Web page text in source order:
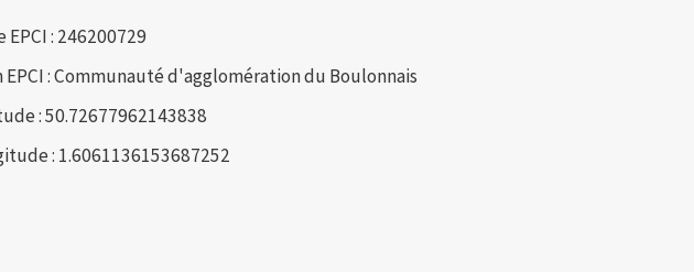
EPCI : 246200729
EPCI : Communauté d'agglomération du Boulonnais
: 50.72677962143838
: 1.6061136153687252